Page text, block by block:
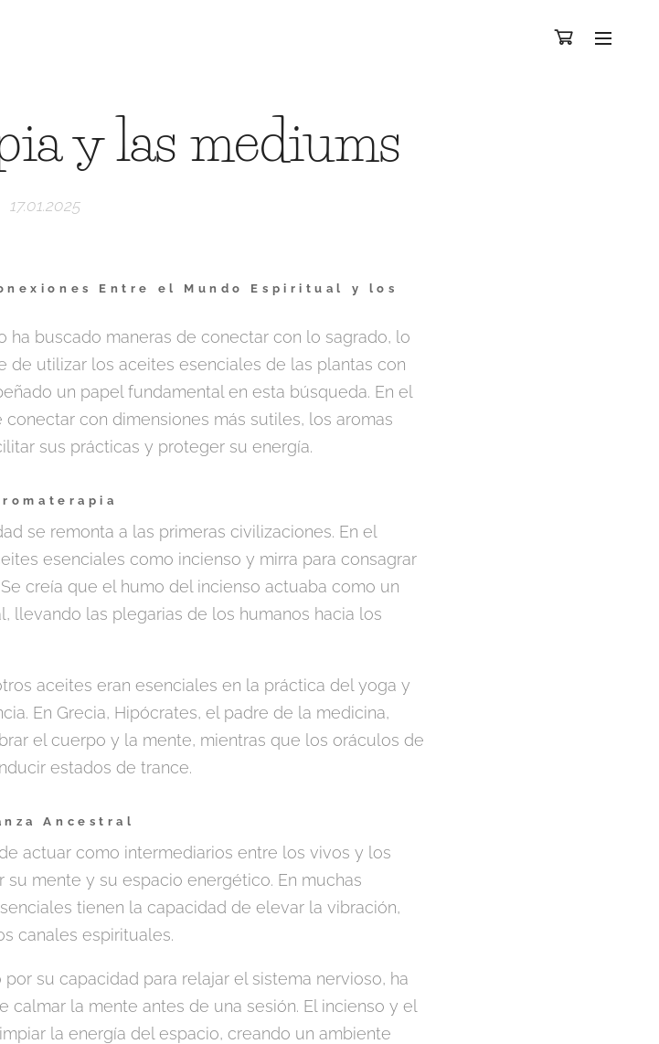
y las mediums
17.01.2025
Entre el Mundo Espiritual y los
ha buscado maneras de conectar con lo sagrado, lo
de utilizar los aceites esenciales de las plantas con
un papel fundamental en esta búsqueda. En el
con dimensiones más sutiles, los aromas
sus prácticas y proteger su energía.
se remonta a las primeras civilizaciones. En el
esenciales como incienso y mirra para consagrar
creía que el humo del incienso actuaba como un
llevando las plegarias de los humanos hacia los
aceites eran esenciales en la práctica del yoga y
En Grecia, Hipócrates, el padre de la medicina,
el cuerpo y la mente, mientras que los oráculos de
estados de trance.
Ancestral
actuar como intermediarios entre los vivos y los
mente y su espacio energético. En muchas
tienen la capacidad de elevar la vibración,
canales espirituales.
su capacidad para relajar el sistema nervioso, ha
la mente antes de una sesión. El incienso y el
la energía del espacio, creando un ambiente